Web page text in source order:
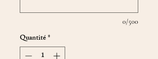
0/500
Quantité*